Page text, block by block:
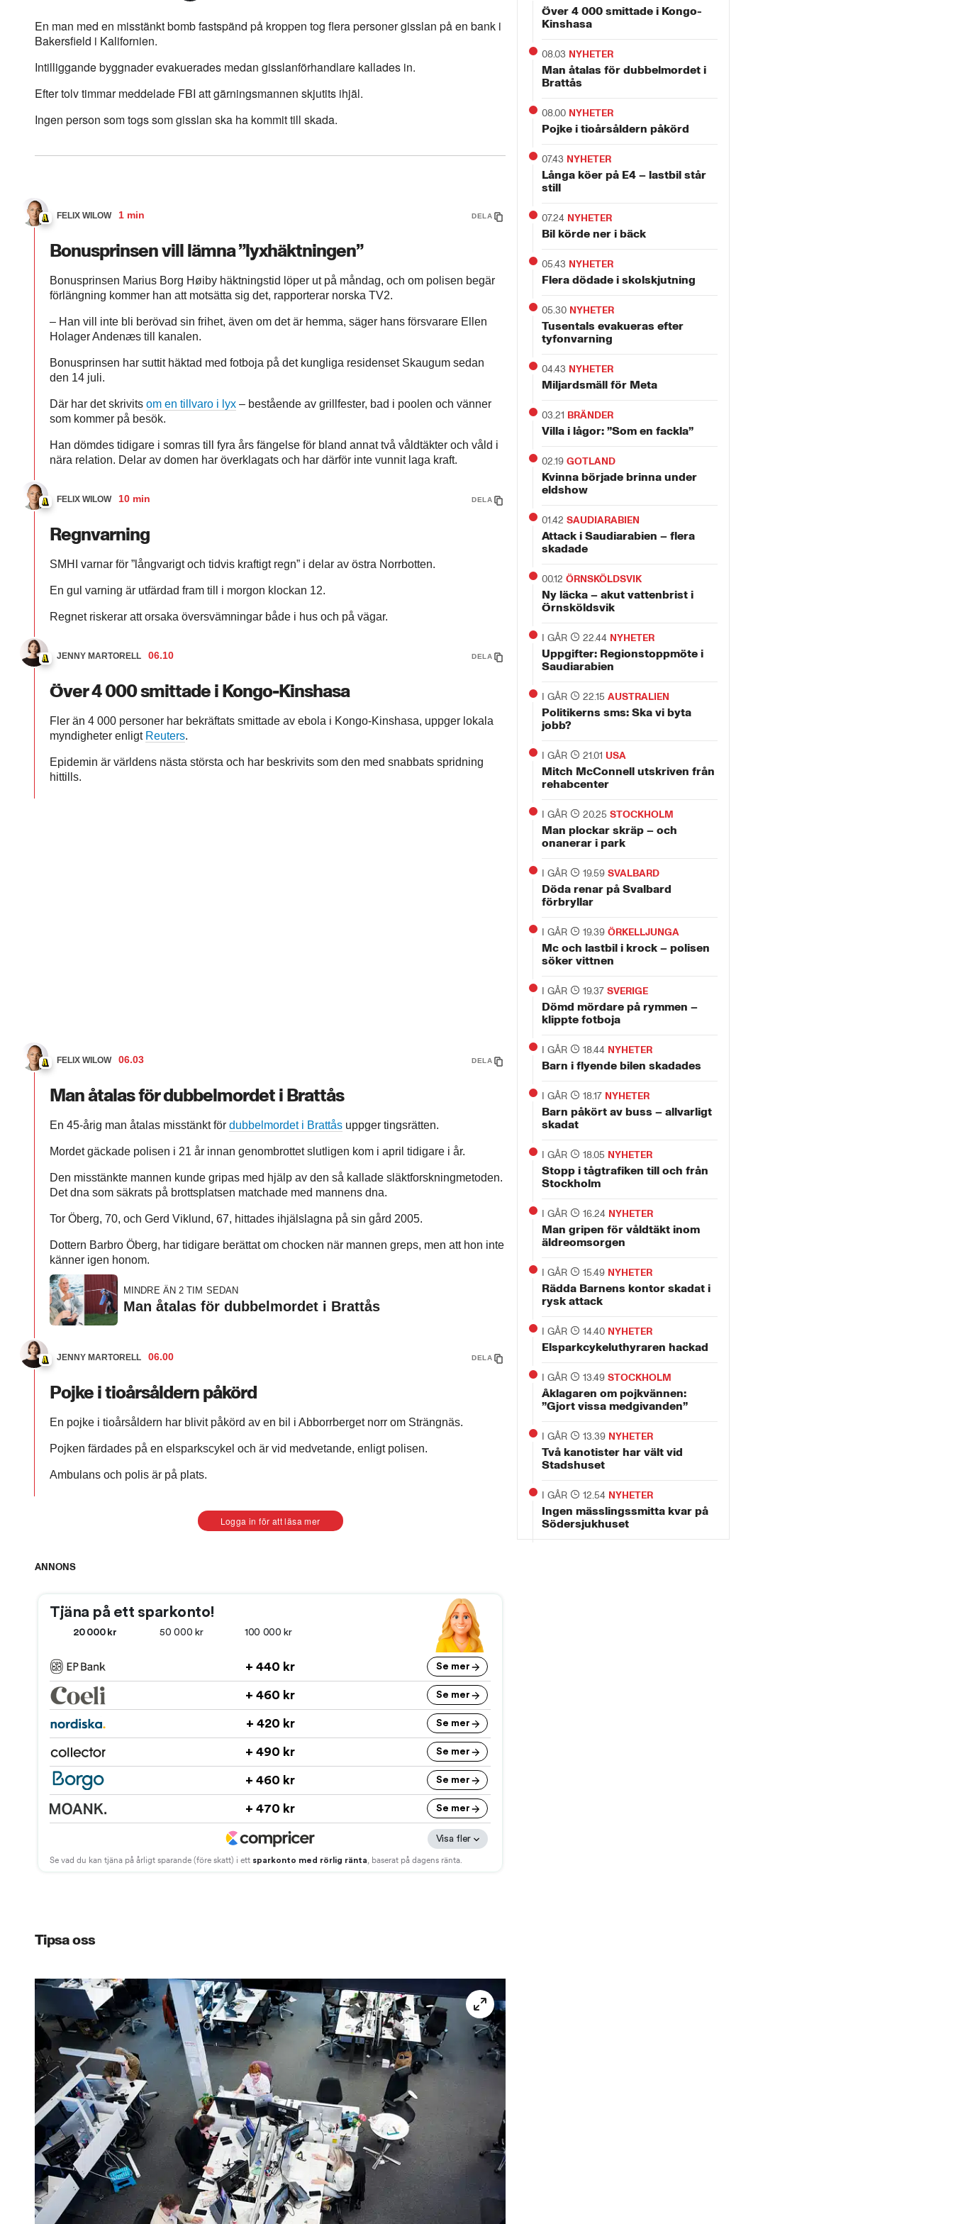
En man med en misstänkt bomb fastspänd på kroppen tog flera personer gisslan på en bank i
Bakersfield i Kalifornien.
Intilliggande byggnader evakuerades medan gisslanförhandlare kallades in.
Efter tolv timmar meddelade FBI att gärningsmannen skjutits ihjäl.
Ingen person som togs som gisslan ska ha kommit till skada.
FELIX WILOW 1 min DELA
Bonusprinsen vill lämna ”lyxhäktningen”
Bonusprinsen Marius Borg Høiby häktningstid löper ut på måndag, och om polisen begär
förlängning kommer han att motsätta sig det, rapporterar norska TV2.
– Han vill inte bli berövad sin frihet, även om det är hemma, säger hans försvarare Ellen
Holager Andenæs till kanalen.
Bonusprinsen har suttit häktad med fotboja på det kungliga residenset Skaugum sedan
den 14 juli.
Där har det skrivits om en tillvaro i lyx – bestående av grillfester, bad i poolen och vänner
som kommer på besök.
Han dömdes tidigare i somras till fyra års fängelse för bland annat två våldtäkter och våld i
nära relation. Delar av domen har överklagats och har därför inte vunnit laga kraft.
FELIX WILOW 10 min DELA
Regnvarning
SMHI varnar för ”långvarigt och tidvis kraftigt regn” i delar av östra Norrbotten.
En gul varning är utfärdad fram till i morgon klockan 12.
Regnet riskerar att orsaka översvämningar både i hus och på vägar.
JENNY MARTORELL 06.10 DELA
Över 4 000 smittade i Kongo-Kinshasa
Fler än 4 000 personer har bekräftats smittade av ebola i Kongo-Kinshasa, uppger lokala
myndigheter enligt Reuters.
Epidemin är världens nästa största och har beskrivits som den med snabbats spridning
hittills.
FELIX WILOW 06.03 DELA
Man åtalas för dubbelmordet i Brattås
En 45-årig man åtalas misstänkt för dubbelmordet i Brattås uppger tingsrätten.
Mordet gäckade polisen i 21 år innan genombrottet slutligen kom i april tidigare i år.
Den misstänkte mannen kunde gripas med hjälp av den så kallade släktforskningmetoden.
Det dna som säkrats på brottsplatsen matchade med mannens dna.
Tor Öberg, 70, och Gerd Viklund, 67, hittades ihjälslagna på sin gård 2005.
Dottern Barbro Öberg, har tidigare berättat om chocken när mannen greps, men att hon inte
känner igen honom.
MINDRE ÄN 2 TIM SEDAN
Man åtalas för dubbelmordet i Brattås
JENNY MARTORELL 06.00 DELA
Pojke i tioårsåldern påkörd
En pojke i tioårsåldern har blivit påkörd av en bil i Abborrberget norr om Strängnäs.
Pojken färdades på en elsparkscykel och är vid medvetande, enligt polisen.
Ambulans och polis är på plats.
Logga in för att läsa mer
ANNONS
Tipsa oss
helskärm
Över 4 000 smittade i Kongo-
Kinshasa
08.03 NYHETER
Man åtalas för dubbelmordet i
Brattås
08.00 NYHETER
Pojke i tioårsåldern påkörd
07.43 NYHETER
Långa köer på E4 – lastbil står
still
07.24 NYHETER
Bil körde ner i bäck
05.43 NYHETER
Flera dödade i skolskjutning
05.30 NYHETER
Tusentals evakueras efter
tyfonvarning
04.43 NYHETER
Miljardsmäll för Meta
03.21 BRÄNDER
Villa i lågor: ”Som en fackla”
02.19GOTLAND
Kvinna började brinna under
eldshow
01.42SAUDIARABIEN
Attack i Saudiarabien – flera
skadade
00.12ÖRNSKÖLDSVIK
Ny läcka – akut vattenbrist i
Örnsköldsvik
I GÅR 22.44 NYHETER
Uppgifter: Regionstoppmöte i
Saudiarabien
I GÅR 22.15AUSTRALIEN
Politikerns sms: Ska vi byta
jobb?
I GÅR 21.01USA
Mitch McConnell utskriven från
rehabcenter
I GÅR 20.25STOCKHOLM
Man plockar skräp – och
onanerar i park
I GÅR 19.59SVALBARD
Döda renar på Svalbard
förbryllar
I GÅR 19.39ÖRKELLJUNGA
Mc och lastbil i krock – polisen
söker vittnen
I GÅR 19.37SVERIGE
Dömd mördare på rymmen –
klippte fotboja
I GÅR 18.44 NYHETER
Barn i flyende bilen skadades
I GÅR 18.17 NYHETER
Barn påkört av buss – allvarligt
skadat
I GÅR 18.05 NYHETER
Stopp i tågtrafiken till och från
Stockholm
I GÅR 16.24 NYHETER
Man gripen för våldtäkt inom
äldreomsorgen
I GÅR 15.49 NYHETER
Rädda Barnens kontor skadat i
rysk attack
I GÅR 14.40 NYHETER
Elsparkcykeluthyraren hackad
I GÅR 13.49STOCKHOLM
Åklagaren om pojkvännen:
”Gjort vissa medgivanden”
I GÅR 13.39 NYHETER
Två kanotister har vält vid
Stadshuset
I GÅR 12.54 NYHETER
Ingen mässlingssmitta kvar på
Södersjukhuset